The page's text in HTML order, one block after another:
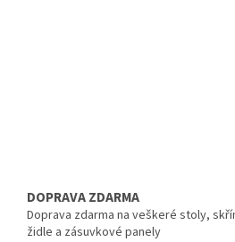
DOPRAVA ZDARMA
Doprava zdarma na veškeré stoly,
židle a zásuvkové panely